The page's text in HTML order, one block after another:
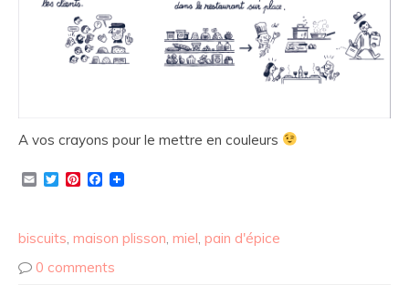
A vos crayons pour le mettre en couleurs
EmailTwitterPinterestFacebook
biscuits, maison plisson, miel, pain d'épice
0 comments